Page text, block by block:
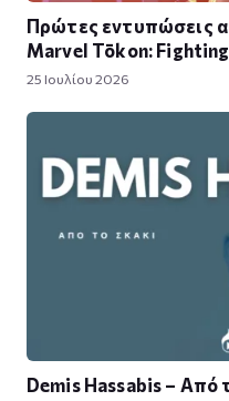
Πρώτες εντυπώσεις
Marvel Tōkon:
25 Ιουλίου 2026
Demis Hassabis – Από